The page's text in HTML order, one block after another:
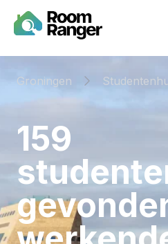
Groningen
⁨159⁩